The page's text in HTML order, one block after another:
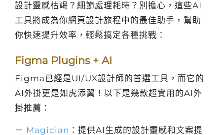
設計靈感枯竭？細節處理耗時？別擔心，這些AI
工具將成為你網頁設計旅程中的最佳助手，幫助
你快速提升效率，輕鬆搞定各種挑戰：
Figma Plugins + AI
Figma已經是UI/UX設計師的首選工具，而它的
AI外掛更是如虎添翼！以下是幾款超實用的AI外
掛推薦：
－ Magician ：提供AI生成的設計靈感和文案提